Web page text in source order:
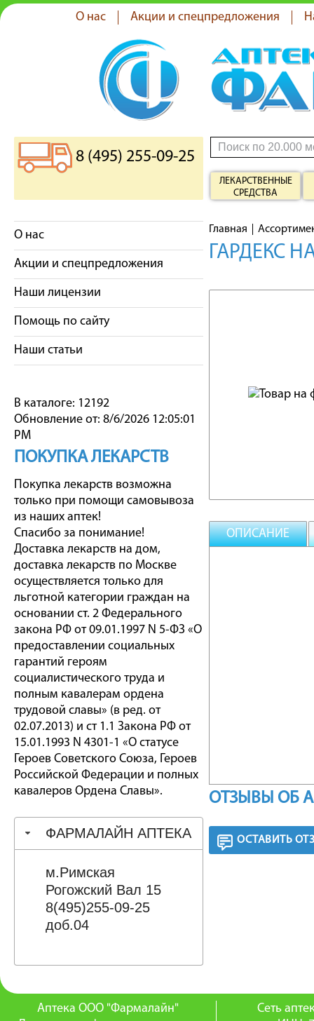
О нас Акции и спецпредложения
8 (495) 255-09-25
ЛЕКАРСТВЕННЫЕ
СРЕДСТВА
О нас
Акции и спецпредложения
Наши лицензии
Помощь по сайту
Наши статьи
В каталоге: 12192
Обновление от: 8/6/2026 12:05:01
PM
ПОКУПКА ЛЕКАРСТВ
Покупка лекарств возможна
только при помощи самовывоза
из наших аптек!
Спасибо за понимание!
Доставка лекарств на дом,
доставка лекарств по Москве
осуществляется только для
льготной категории граждан на
основании ст. 2 Федерального
закона РФ от 09.01.1997 N 5-ФЗ «О
предоставлении социальных
гарантий героям
социалистического труда и
полным кавалерам ордена
трудовой славы» (в ред. от
02.07.2013) и ст 1.1 Закона РФ от
15.01.1993 N 4301-1 «О статусе
Героев Советского Союза, Героев
Российской Федерации и полных
кавалеров Ордена Славы».
ФАРМАЛАЙН АПТЕКА
м.Римская
Рогожский Вал 15
8(495)255-09-25
доб.04
Главная
ГАРДЕКС
ОПИСАНИЕ
ОТЗЫВЫ ОБ
ОСТАВИТЬ
Аптека ООО "Фармалайн"
Сеть